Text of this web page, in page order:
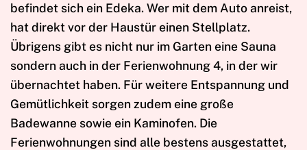
befindet sich ein Edeka. Wer mit dem Auto anreist,
hat direkt vor der Haustür einen Stellplatz.
Übrigens gibt es nicht nur im Garten eine Sauna
sondern auch in der Ferienwohnung 4, in der wir
übernachtet haben. Für weitere Entspannung und
Gemütlichkeit sorgen zudem eine große
Badewanne sowie ein Kaminofen. Die
Ferienwohnungen sind alle bestens ausgestattet,